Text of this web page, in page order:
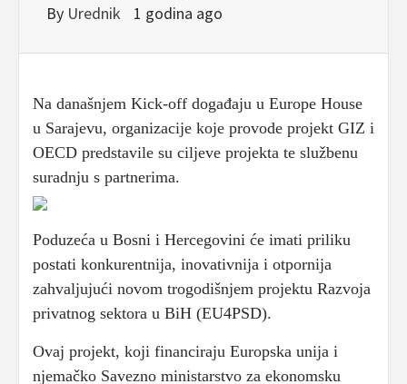
By Urednik 1 godina ago
Na današnjem Kick-off događaju u Europe House
u Sarajevu, organizacije koje provode projekt GIZ i
OECD predstavile su ciljeve projekta te službenu
suradnju s partnerima.
Poduzeća u Bosni i Hercegovini će imati priliku
postati konkurentnija, inovativnija i otpornija
zahvaljujući novom trogodišnjem projektu Razvoja
privatnog sektora u BiH (EU4PSD).
Ovaj projekt, koji financiraju Europska unija i
njemačko Savezno ministarstvo za ekonomsku